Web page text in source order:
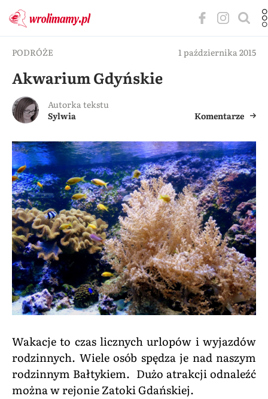
PODRÓŻE 1 października 2015
Akwarium Gdyńskie
Autorka tekstu
Sylwia
Komentarze
Wakacje to czas licznych urlopów i wyjazdów
rodzinnych. Wiele osób spędza je nad naszym
rodzinnym Bałtykiem. Dużo atrakcji odnaleźć
można w rejonie Zatoki Gdańskiej.